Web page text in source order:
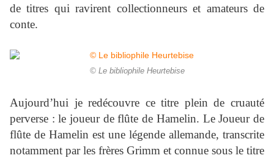
de titres qui ravirent collectionneurs et amateurs de
conte.
© Le bibliophile Heurtebise
Aujourd’hui je redécouvre ce titre plein de cruauté
perverse : le joueur de flûte de Hamelin. Le Joueur de
flûte de Hamelin est une légende allemande, transcrite
notamment par les frères Grimm et connue sous le titre